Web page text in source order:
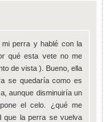
perra y hablé con la
qué esta vete no me
de vista ). Bueno, ella
se quedaría como es
aunque disminuiría un
el celo. ¿qué me
que la perra se vuelva